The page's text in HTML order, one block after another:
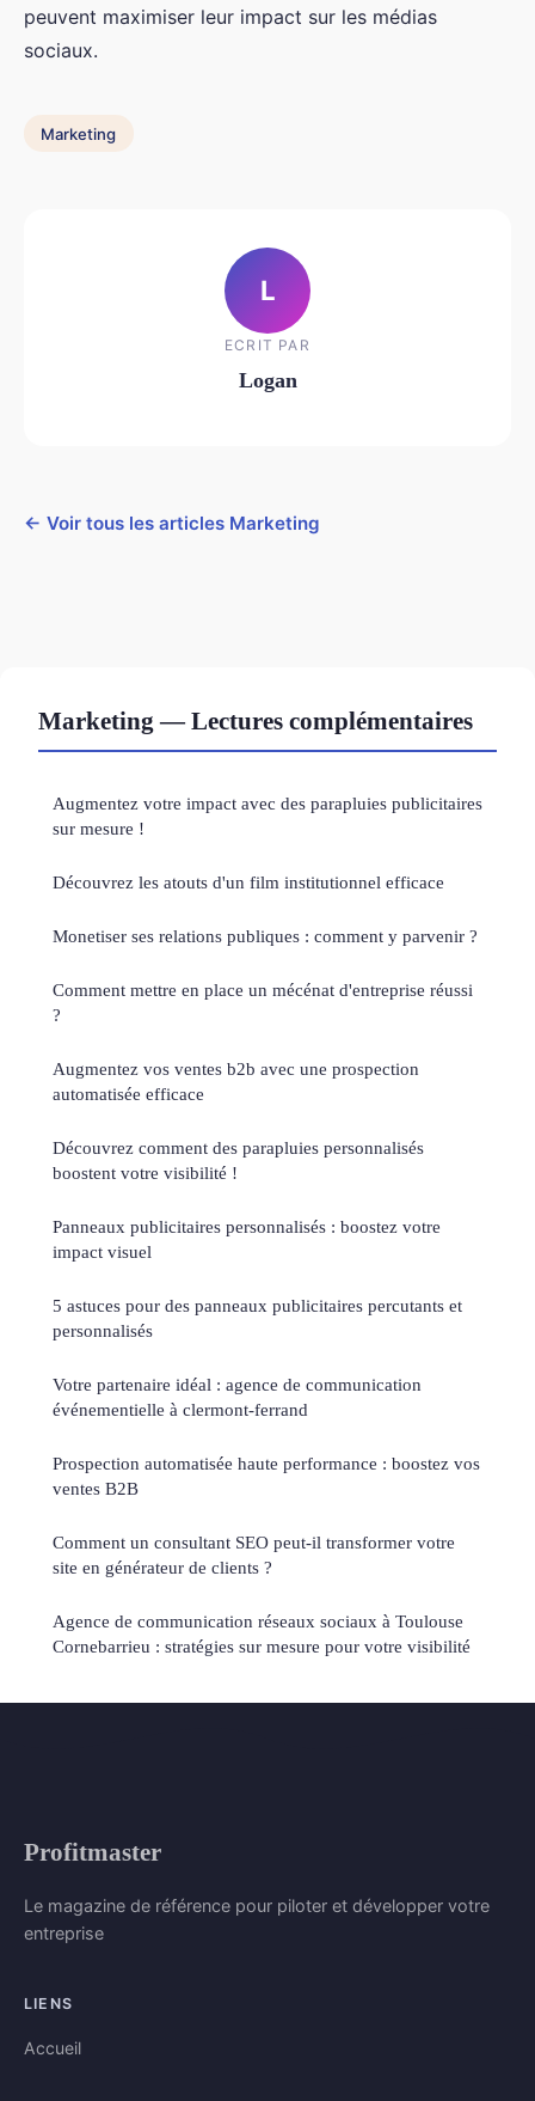
peuvent maximiser leur impact sur les médias
sociaux.
Marketing
L
ECRIT PAR
Logan
← Voir tous les articles Marketing
Marketing — Lectures complémentaires
Augmentez votre impact avec des parapluies publicitaires
sur mesure !
Découvrez les atouts d'un film institutionnel efficace
Monetiser ses relations publiques : comment y parvenir ?
Comment mettre en place un mécénat d'entreprise réussi
?
Augmentez vos ventes b2b avec une prospection
automatisée efficace
Découvrez comment des parapluies personnalisés
boostent votre visibilité !
Panneaux publicitaires personnalisés : boostez votre
impact visuel
5 astuces pour des panneaux publicitaires percutants et
personnalisés
Votre partenaire idéal : agence de communication
événementielle à clermont-ferrand
Prospection automatisée haute performance : boostez vos
ventes B2B
Comment un consultant SEO peut-il transformer votre
site en générateur de clients ?
Agence de communication réseaux sociaux à Toulouse
Cornebarrieu : stratégies sur mesure pour votre visibilité
Profitmaster
Le magazine de référence pour piloter et développer votre
entreprise
LIENS
Accueil